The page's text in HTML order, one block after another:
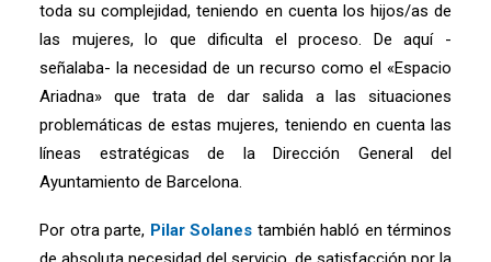
toda su complejidad, teniendo en cuenta los hijos/as de
las mujeres, lo que dificulta el proceso. De aquí -
señalaba- la necesidad de un recurso como el «Espacio
Ariadna» que trata de dar salida a las situaciones
problemáticas de estas mujeres, teniendo en cuenta las
líneas estratégicas de la Dirección General del
Ayuntamiento de Barcelona.
Por otra parte, Pilar Solanes también habló en términos